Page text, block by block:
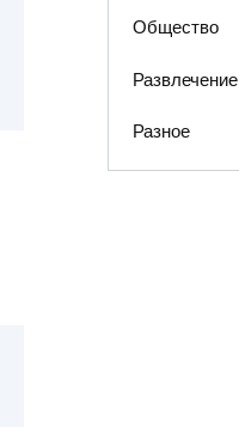
Общество
Развлечение
Разное